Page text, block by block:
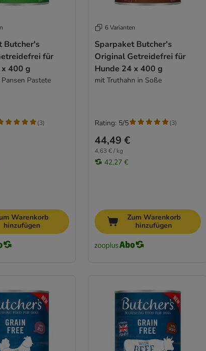
Butcher's
für
400 g
Pastete
(3)
Warenkorb
hinzufügen
6 Varianten
Sparpaket Butcher's
Original Getreidefrei für
Hunde 24 x 400 g
mit Truthahn in Soße
44,49 €
4,63 € / kg
42,27 €
Rating: 5/5 (3)
Zum Warenkorb
hinzufügen